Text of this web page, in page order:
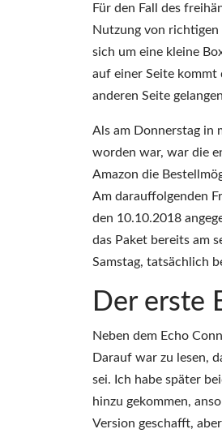
Für den Fall des
Nutzung von
sich um eine kleine
auf einer Seite kommt
anderen Seite
Als am Donnerstag in
worden war, war die
Amazon die
Am darauffolgenden
den 10.10.2018
das Paket bereits am
Samstag, tatsächlich
Der erste
Neben dem Echo
Darauf war zu lesen,
sei. Ich habe später
hinzu gekommen,
Version geschafft,